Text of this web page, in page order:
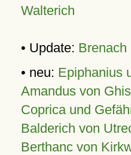
Walterich
• Update: Brenach
• neu: Epiphanius
Amandus von
Coprica und
Balderich von
Berthanc von